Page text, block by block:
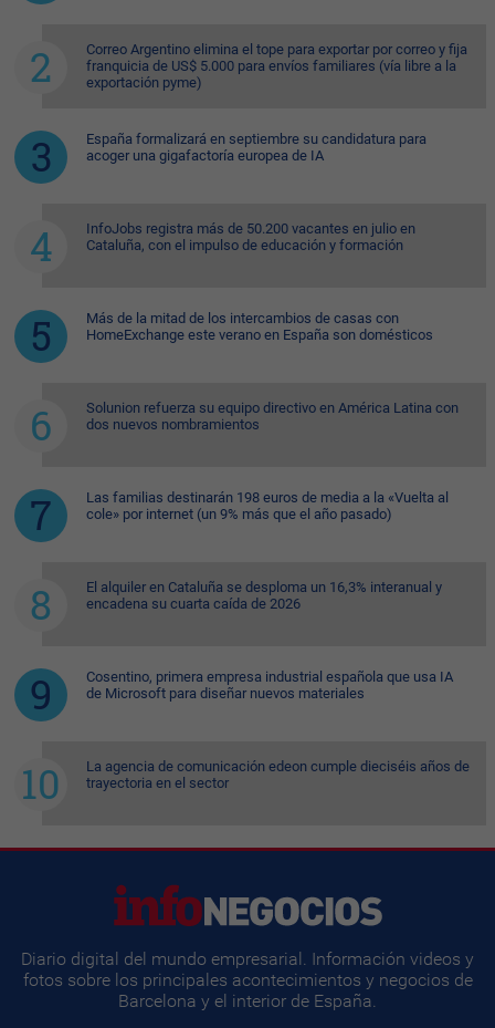
Correo Argentino elimina el tope para exportar por correo y fija
franquicia de US$ 5.000 para envíos familiares (vía libre a la
exportación pyme)
España formalizará en septiembre su candidatura para
acoger una gigafactoría europea de IA
InfoJobs registra más de 50.200 vacantes en julio en
Cataluña, con el impulso de educación y formación
Más de la mitad de los intercambios de casas con
HomeExchange este verano en España son domésticos
Solunion refuerza su equipo directivo en América Latina con
dos nuevos nombramientos
Las familias destinarán 198 euros de media a la «Vuelta al
cole» por internet (un 9% más que el año pasado)
El alquiler en Cataluña se desploma un 16,3% interanual y
encadena su cuarta caída de 2026
Cosentino, primera empresa industrial española que usa IA
de Microsoft para diseñar nuevos materiales
La agencia de comunicación edeon cumple dieciséis años de
trayectoria en el sector
Diario digital del mundo empresarial. Información videos y
fotos sobre los principales acontecimientos y negocios de
Barcelona y el interior de España.